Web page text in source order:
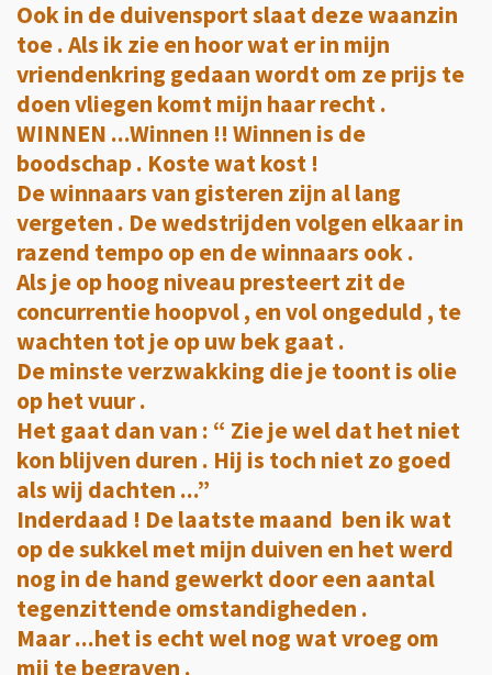
Ook in de duivensport slaat deze waanzin
toe . Als ik zie en hoor wat er in mijn
vriendenkring gedaan wordt om ze prijs te
doen vliegen komt mijn haar recht .
WINNEN ...Winnen !! Winnen is de
boodschap . Koste wat kost !
De winnaars van gisteren zijn al lang
vergeten . De wedstrijden volgen elkaar in
razend tempo op en de winnaars ook .
Als je op hoog niveau presteert zit de
concurrentie hoopvol , en vol ongeduld , te
wachten tot je op uw bek gaat .
De minste verzwakking die je toont is olie
op het vuur .
Het gaat dan van : “ Zie je wel dat het niet
kon blijven duren . Hij is toch niet zo goed
als wij dachten ...”
Inderdaad ! De laatste maand ben ik wat
op de sukkel met mijn duiven en het werd
nog in de hand gewerkt door een aantal
tegenzittende omstandigheden .
Maar ...het is echt wel nog wat vroeg om
mij te begraven .